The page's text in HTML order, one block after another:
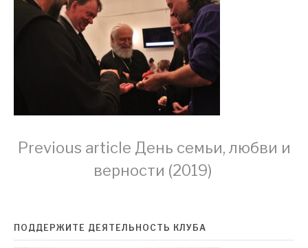
Continue
Reading
Previous article День семьи, любви и
верности (2019)
ПОДДЕРЖИТЕ ДЕЯТЕЛЬНОСТЬ КЛУБА